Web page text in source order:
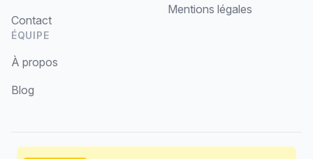
Contact
ÉQUIPE
À propos
Blog
Mentions légales